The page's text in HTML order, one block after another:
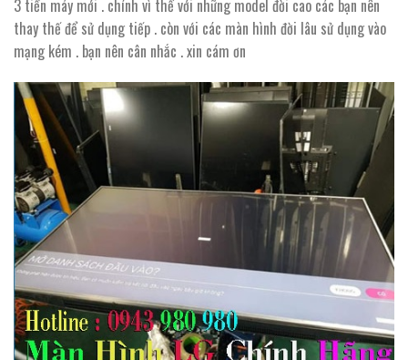
3 tiền máy mới . chính vì thế với những model đời cao các bạn nên
thay thế để sử dụng tiếp . còn với các màn hình đời lâu sử dụng vào
mạng kém . bạn nên cân nhắc . xin cám ơn